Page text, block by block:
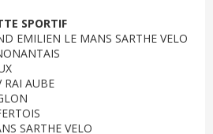
SPORTIF
EMILIEN LE MANS SARTHE VELO
AUBE
SARTHE VELO